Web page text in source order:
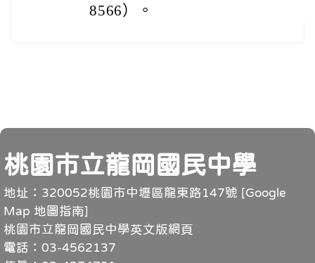
8566）。
頁尾
桃園市立龍岡國民中學
地址：320052桃園市中壢區龍東路147號 [Google
Map 地圖指南]
桃園市立龍岡國民中學英文版網頁
電話：03-4562137